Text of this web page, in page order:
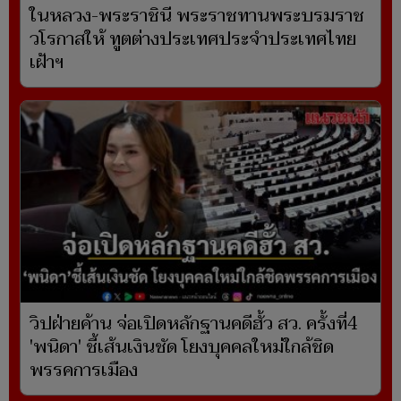
ในหลวง-พระราชินี พระราชทานพระบรมราช
วโรกาสให้ ทูตต่างประเทศประจำประเทศไทย
เฝ้าฯ
วิปฝ่ายค้าน จ่อเปิดหลักฐานคดีฮั้ว สว. ครั้งที่4
'พนิดา' ชี้เส้นเงินชัด โยงบุคคลใหม่ใกล้ชิด
พรรคการเมือง